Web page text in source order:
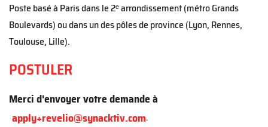
Poste basé à Paris dans le 2ᵉ arrondissement (métro Grands
Boulevards) ou dans un des pôles de province (Lyon, Rennes,
Toulouse, Lille).
POSTULER
Merci d'envoyer votre demande à
apply+revelio@synacktiv.com.